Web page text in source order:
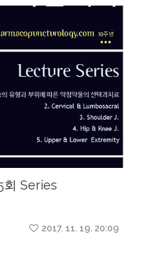
회 Series
2017. 11. 19. 20:09